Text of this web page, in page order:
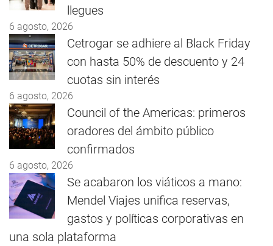
llegues
6 agosto, 2026
Cetrogar se adhiere al Black Friday
con hasta 50% de descuento y 24
cuotas sin interés
6 agosto, 2026
Council of the Americas: primeros
oradores del ámbito público
confirmados
6 agosto, 2026
Se acabaron los viáticos a mano:
Mendel Viajes unifica reservas,
gastos y políticas corporativas en
una sola plataforma